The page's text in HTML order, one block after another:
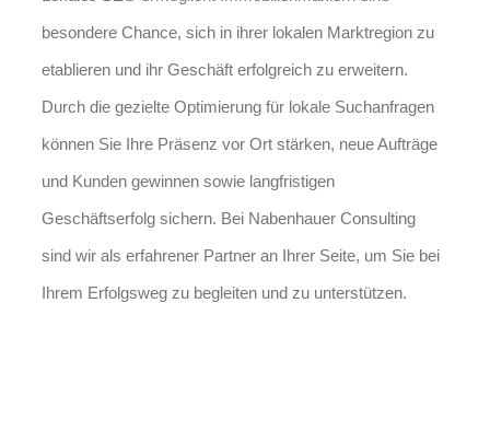
besondere Chance, sich in ihrer lokalen Marktregion zu
etablieren und ihr Geschäft erfolgreich zu erweitern.
Durch die gezielte Optimierung für lokale Suchanfragen
können Sie Ihre Präsenz vor Ort stärken, neue Aufträge
und Kunden gewinnen sowie langfristigen
Geschäftserfolg sichern. Bei Nabenhauer Consulting
sind wir als erfahrener Partner an Ihrer Seite, um Sie bei
Ihrem Erfolgsweg zu begleiten und zu unterstützen.